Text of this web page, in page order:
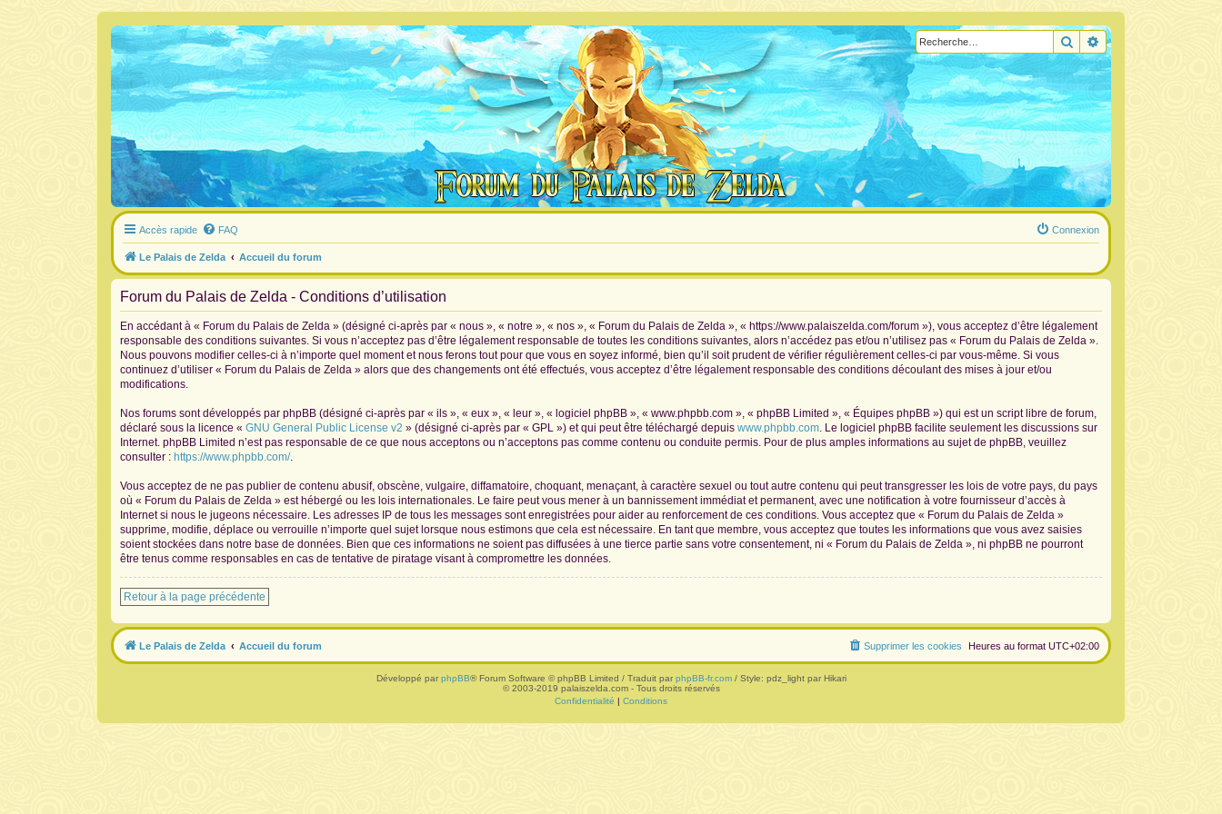
RechercherRecherche avancée
Accès rapide FAQ Connexion
Le Palais de Zelda Accueil du forum
Forum du Palais de Zelda - Conditions d’utilisation
En accédant à « Forum du Palais de Zelda » (désigné ci-après par « nous », « notre », « nos », « Forum du Palais de Zelda », « https://www.palaiszelda.com/forum »), vous acceptez d’être légalement
responsable des conditions suivantes. Si vous n’acceptez pas d’être légalement responsable de toutes les conditions suivantes, alors n’accédez pas et/ou n’utilisez pas « Forum du Palais de Zelda ».
Nous pouvons modifier celles-ci à n’importe quel moment et nous ferons tout pour que vous en soyez informé, bien qu’il soit prudent de vérifier régulièrement celles-ci par vous-même. Si vous
continuez d’utiliser « Forum du Palais de Zelda » alors que des changements ont été effectués, vous acceptez d’être légalement responsable des conditions découlant des mises à jour et/ou
modifications.
Nos forums sont développés par phpBB (désigné ci-après par « ils », « eux », « leur », « logiciel phpBB », « www.phpbb.com », « phpBB Limited », « Équipes phpBB ») qui est un script libre de forum,
déclaré sous la licence « GNU General Public License v2 » (désigné ci-après par « GPL ») et qui peut être téléchargé depuis www.phpbb.com. Le logiciel phpBB facilite seulement les discussions sur
Internet. phpBB Limited n’est pas responsable de ce que nous acceptons ou n’acceptons pas comme contenu ou conduite permis. Pour de plus amples informations au sujet de phpBB, veuillez
consulter : https://www.phpbb.com/.
Vous acceptez de ne pas publier de contenu abusif, obscène, vulgaire, diffamatoire, choquant, menaçant, à caractère sexuel ou tout autre contenu qui peut transgresser les lois de votre pays, du pays
où « Forum du Palais de Zelda » est hébergé ou les lois internationales. Le faire peut vous mener à un bannissement immédiat et permanent, avec une notification à votre fournisseur d’accès à
Internet si nous le jugeons nécessaire. Les adresses IP de tous les messages sont enregistrées pour aider au renforcement de ces conditions. Vous acceptez que « Forum du Palais de Zelda »
supprime, modifie, déplace ou verrouille n’importe quel sujet lorsque nous estimons que cela est nécessaire. En tant que membre, vous acceptez que toutes les informations que vous avez saisies
soient stockées dans notre base de données. Bien que ces informations ne soient pas diffusées à une tierce partie sans votre consentement, ni « Forum du Palais de Zelda », ni phpBB ne pourront
être tenus comme responsables en cas de tentative de piratage visant à compromettre les données.
Retour à la page précédente
Le Palais de Zelda Accueil du forum Heures au format UTC+02:00
Supprimer les cookies
Développé par phpBB® Forum Software © phpBB Limited / Traduit par phpBB-fr.com/ Style: pdz_light par Hikari
© 2003-2019 palaiszelda.com - Tous droits réservés
Confidentialité | Conditions